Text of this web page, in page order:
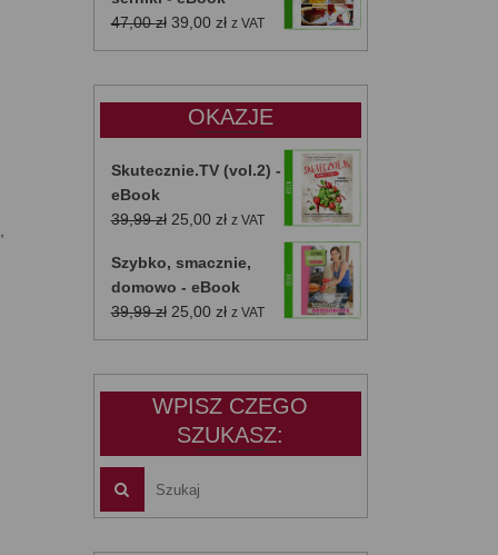
47,00zł Pierwotna
cena
39,00 złAktualna
cena
z VAT
OKAZJE
Skutecznie.TV (vol.2) -
eBook
39,99zł Pierwotna
wynosiła:
39,99 zł.
25,00 złAktualna
wynosi:
25,00 zł.
z VAT
Szybko, smacznie,
domowo - eBook
39,99zł Pierwotna
cena
25,00 złAktualna
cena
z VAT
WPISZ CZEGO
SZUKASZ: